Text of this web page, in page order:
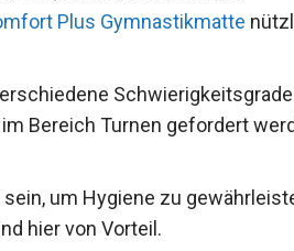
Balance Pad Stabil genügend
ohne die Stabilität zu